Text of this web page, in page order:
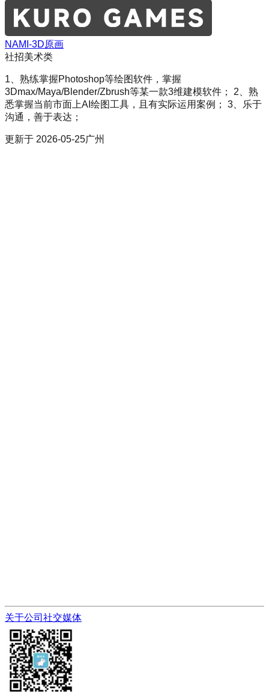
NAMI-3D原画
社招美术类
1、熟练掌握Photoshop等绘图软件，掌握
3Dmax/Maya/Blender/Zbrush等某一款3维建模软件； 2、熟
悉掌握当前市面上AI绘图工具，且有实际运用案例； 3、乐于
沟通，善于表达；
更新于 2026-05-25广州
关于公司 社交媒体